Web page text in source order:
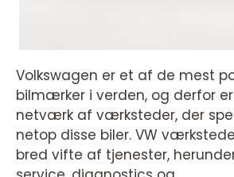
Volkswagen er et af de mest
bilmærker i verden, og derfor
netværk af værksteder, der
netop disse biler. VW
bred vifte af tjenester,